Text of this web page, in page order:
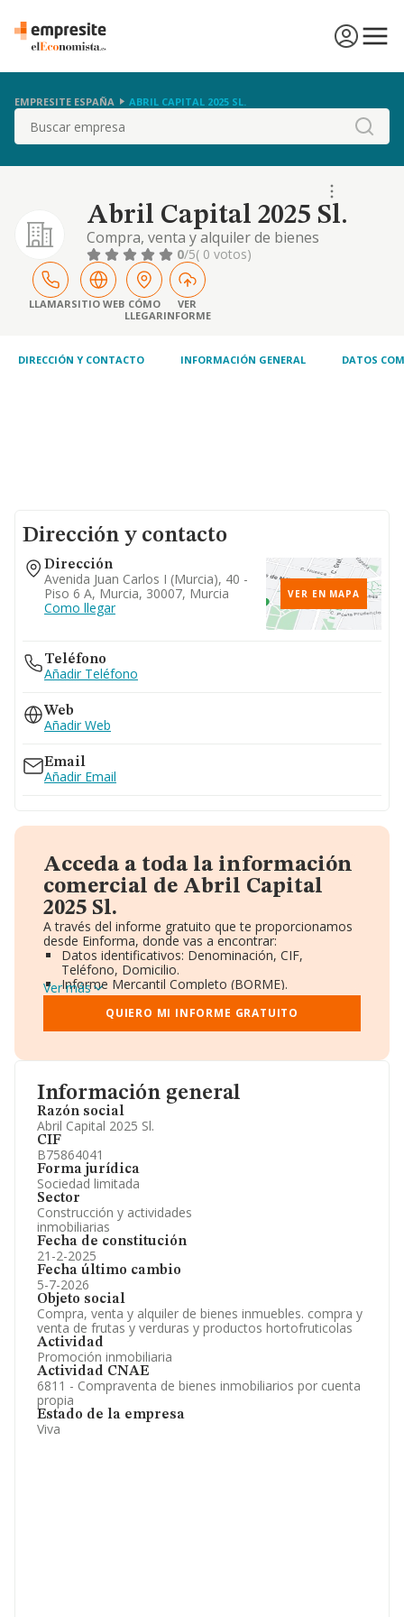
EMPRESITE ESPAÑA ABRIL CAPITAL 2025 SL.
Buscar
Abril Capital 2025 Sl.
Compra, venta y alquiler de bienes
inmuebles. compra y venta de frutas y
verduras y productos hortofruticolas
0/5( 0 votos)
LLAMARSITIO WEB CÓMO
LLEGAR
VER
INFORME
DIRECCIÓN Y CONTACTO INFORMACIÓN GENERAL DATOS
Información general
Razón social
Abril Capital 2025 Sl.
CIF
B75864041
Forma jurídica
Sociedad limitada
Sector
Construcción y actividades
inmobiliarias
Fecha de constitución
21-2-2025
Fecha último cambio
5-7-2026
Objeto social
Compra, venta y alquiler de bienes inmuebles. compra y
venta de frutas y verduras y productos hortofruticolas
Actividad
Promoción inmobiliaria
Actividad CNAE
6811 - Compraventa de bienes inmobiliarios por cuenta
propia
Estado de la empresa
Viva
Dirección y contacto
Dirección
Avenida Juan Carlos I (murcia), 40 -
Piso 6 A, Murcia, 30007, Murcia
Como llegar
VER EN MAPA
Teléfono
Añadir Teléfono
Web
Añadir Web
Email
Añadir Email
Acceda a toda la información
comercial de Abril Capital
2025 Sl.
A través del informe gratuito que te proporcionamos
desde Einforma, donde vas a encontrar:
Datos identificativos: Denominación, CIF,
Teléfono, Domicilio.
Informe Mercantil Completo (BORME).
Gráficos de Evolución Ventas y Empleados.
Consejo de Administración y Administradores.
Directivos y Ejecutivos.
Información oficial y registral complementaria.
Ver más
QUIERO MI INFORME GRATUITO